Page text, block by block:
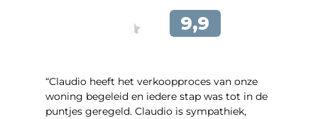
“Claudio heeft het verkoopproces van onze
woning begeleid en iedere stap was tot in de
puntjes geregeld. Claudio is sympathiek,